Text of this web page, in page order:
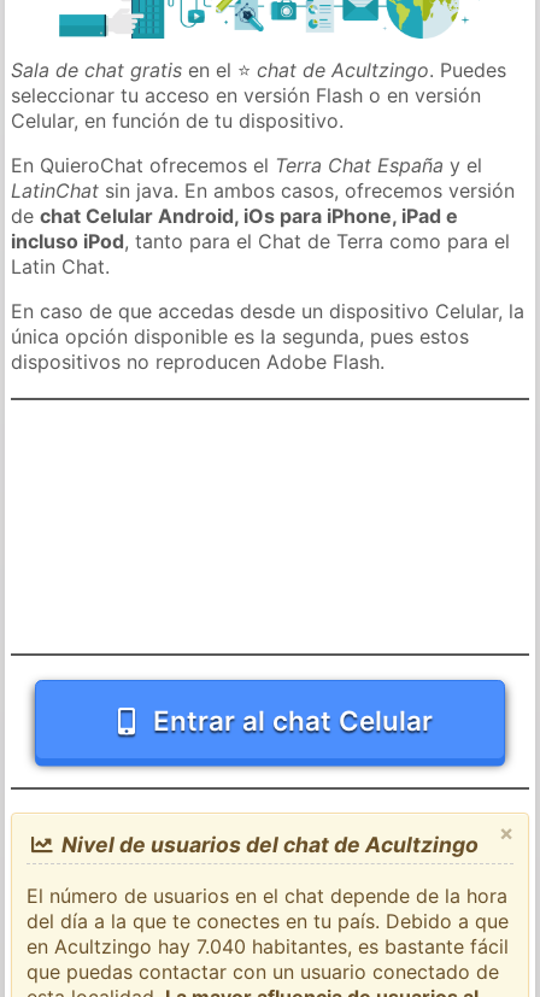
Sala de chat gratis en el ⭐chat de Acultzingo. Puedes
seleccionar tu acceso en versión Flash o en versión
Celular, en función de tu dispositivo.
En QuieroChat ofrecemos el Terra Chat España y el
LatinChat sin java. En ambos casos, ofrecemos versión
dechat Celular Android, iOs para iPhone, iPad e
incluso iPod, tanto para el Chat de Terra como para el
Latin Chat.
En caso de que accedas desde un dispositivo Celular, la
única opción disponible es la segunda, pues estos
dispositivos no reproducen Adobe Flash.
Entrar al chat Celular
×
Nivel de usuarios del chat de Acultzingo
El número de usuarios en el chat depende de la hora
del día a la que te conectes en tu país. Debido a que
en Acultzingo hay 7.040 habitantes, es bastante fácil
que puedas contactar con un usuario conectado de